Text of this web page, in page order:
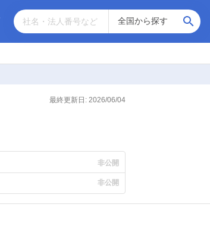
最終更新日: 2026/06/04
非公開
非公開